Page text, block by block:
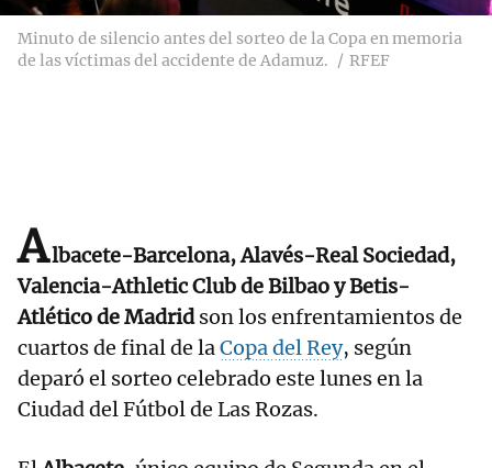
Minuto de silencio antes del sorteo de la Copa en memoria
de las víctimas del accidente de Adamuz.
RFEF
Albacete-Barcelona, Alavés-Real Sociedad,
Valencia-Athletic Club de Bilbao y Betis-
Atlético de Madridson los enfrentamientos de
cuartos de final de laCopa del Rey, según
deparó el sorteo celebrado este lunes en la
Ciudad del Fútbol de Las Rozas.